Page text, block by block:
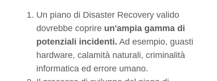
Un piano di Disaster Recovery valido
dovrebbe coprire un'ampia gamma di
potenziali incidenti. Ad esempio, guasti
hardware, calamità naturali, criminalità
informatica ed errore umano.